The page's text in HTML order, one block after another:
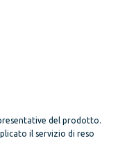
del prodotto.
il servizio di reso